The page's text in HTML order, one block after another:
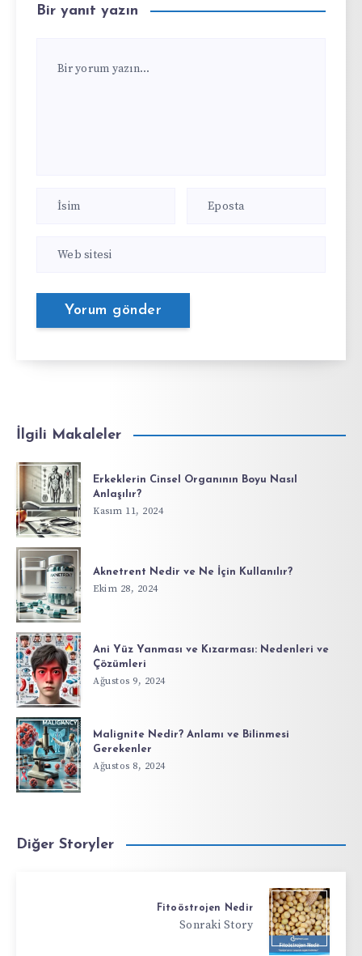
Bir yanıt yazın
İlgili Makaleler
Erkeklerin Cinsel Organının Boyu Nasıl
Anlaşılır?
Kasım 11, 2024
Aknetrent Nedir ve Ne İçin Kullanılır?
Ekim 28, 2024
Ani Yüz Yanması ve Kızarması: Nedenleri ve
Çözümleri
Ağustos 9, 2024
Malignite Nedir? Anlamı ve Bilinmesi
Gerekenler
Ağustos 8, 2024
Diğer Storyler
Fitoöstrojen Nedir
Sonraki Story